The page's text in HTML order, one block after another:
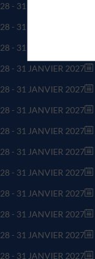
28 - 31 JANVIER 2027
28 - 31 JANVIER 2027
28 - 31 JANVIER 2027
28 - 31 JANVIER 2027
28 - 31 JANVIER 2027
28 - 31 JANVIER 2027
28 - 31 JANVIER 2027
28 - 31 JANVIER 2027
28 - 31 JANVIER 2027
28 - 31 JANVIER 2027
28 - 31 JANVIER 2027
28 - 31 JANVIER 2027
28 - 31 JANVIER 2027